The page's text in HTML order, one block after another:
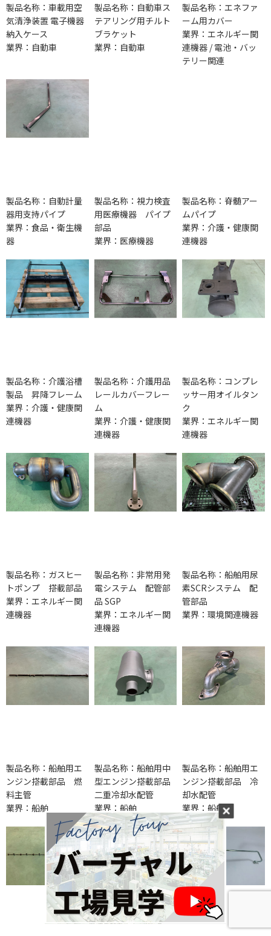
製品名称：車載用空
気清浄装置 電子機器
納入ケース
業界：自動車
製品名称：自動車ス
テアリング用チルト
ブラケット
業界：自動車
製品名称：エネファ
ーム用カバー
業界：エネルギー関
連機器 / 電池・バッ
テリー関連
製品名称：自動計量
器用支持パイプ
業界：食品・衛生機
器
製品名称：視力検査
用医療機器 パイプ
部品
業界：医療機器
製品名称：脊髄アー
ムパイプ
業界：介護・健康関
連機器
製品名称：介護浴槽
製品 昇降フレーム
業界：介護・健康関
連機器
製品名称：介護用品
レールカバーフレー
ム
業界：介護・健康関
連機器
製品名称：コンプレ
ッサー用オイルタン
ク
業界：エネルギー関
連機器
製品名称：ガスヒー
トポンプ 搭載部品
業界：エネルギー関
連機器
製品名称：非常用発
電システム 配管部
品 SGP
業界：エネルギー関
連機器
製品名称：船舶用尿
素SCRシステム 配
管部品
業界：環境関連機器
製品名称：船舶用エ
ンジン搭載部品 燃
料主管
業界：船舶
製品名称：船舶用中
型エンジン搭載部品
二重冷却水配管
業界：船舶
製品名称：船舶用エ
ンジン搭載部品 冷
却水配管
業界：船舶